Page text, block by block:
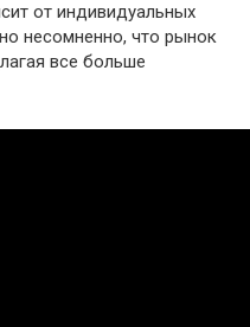
от индивидуальных
несомненно, что рынок
все больше